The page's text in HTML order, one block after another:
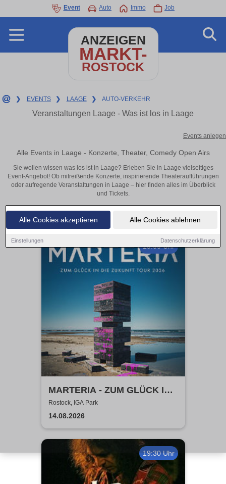
Alle Cookies akzeptieren Alle Cookies ablehnen
Einstellungen Datenschutzerklärung
Event Auto Immo Job
ANZEIGEN
MARKT-
ROSTOCK
❯ EVENTS ❯ LAAGE ❯ AUTO-VERKEHR
Veranstaltungen Laage - Was ist los in Laage
Events anlegen
Alle Events in Laage - Konzerte, Theater, Comedy Open Airs
Sie wollen wissen was los ist in Laage? Erleben Sie in Laage vielseitiges
Event-Angebot! Ob mitreißende Konzerte, inspirierende Theateraufführungen
oder aufregende Veranstaltungen in Laage – hier finden alles im Überblick
und Tickets.
19:00 Uhr
MARTERIA - ZUM GLÜCK IN
DIE ZUKUNFT TOUR 2026
Rostock, IGA Park
14.08.2026
19:30 Uhr